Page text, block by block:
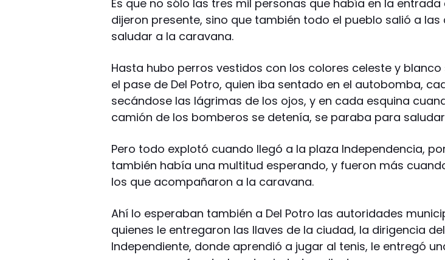
Es que no sólo las tres mil personas que había en la
dijeron presente, sino que también todo el pueblo salió a las
saludar a la caravana.
Hasta hubo perros vestidos con los colores celeste y
el pase de Del Potro, quien iba sentado en el autobomba,
secándose las lágrimas de los ojos, y en cada esquina
camión de los bomberos se detenía, se paraba para
Pero todo explotó cuando llegó a la plaza Independencia,
también había una multitud esperando, y fueron más
los que acompañaron a la caravana.
Ahí lo esperaban también a Del Potro las autoridades
quienes le entregaron las llaves de la ciudad, la dirigencia
Independiente, donde aprendió a jugar al tenis, le entregó